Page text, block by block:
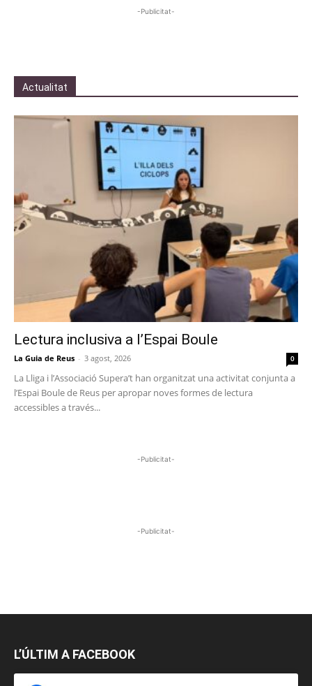
-Publicitat-
Actualitat
Lectura inclusiva a l’Espai Boule
La Guia de Reus - 3 agost, 2026 0
La Lliga i l’Associació Supera’t han organitzat una activitat conjunta a
l’Espai Boule de Reus per apropar noves formes de lectura
accessibles a través...
-Publicitat-
-Publicitat-
L’ÚLTIM A FACEBOOK